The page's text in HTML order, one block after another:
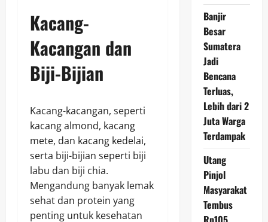
Kacang-
Kacangan dan
Biji-Bijian
Kacang-kacangan, seperti
kacang almond, kacang
mete, dan kacang kedelai,
serta biji-bijian seperti biji
labu dan biji chia.
Mengandung banyak lemak
sehat dan protein yang
penting untuk kesehatan
Banjir
Besar
Sumatera
Jadi
Bencana
Terluas,
Lebih dari 2
Juta Warga
Terdampak
Utang
Pinjol
Masyarakat
Tembus